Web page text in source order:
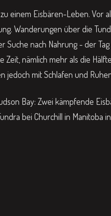
einem Eisbären-Leben. Vor
Wanderungen über die
Suche nach Nahrung - der
Zeit, nämlich mehr als die
jedoch mit Schlafen und
Bay: Zwei kämpfende
bei Churchill in Manitoba